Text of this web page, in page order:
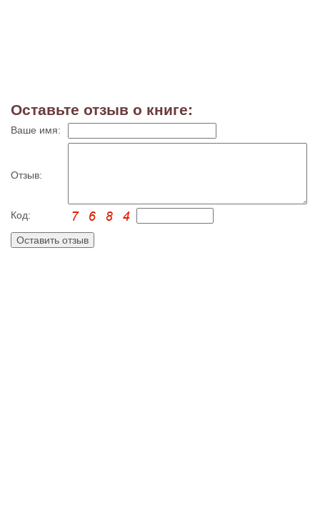
Оставьте отзыв о книге:
Ваше имя:
Отзыв:
Код: